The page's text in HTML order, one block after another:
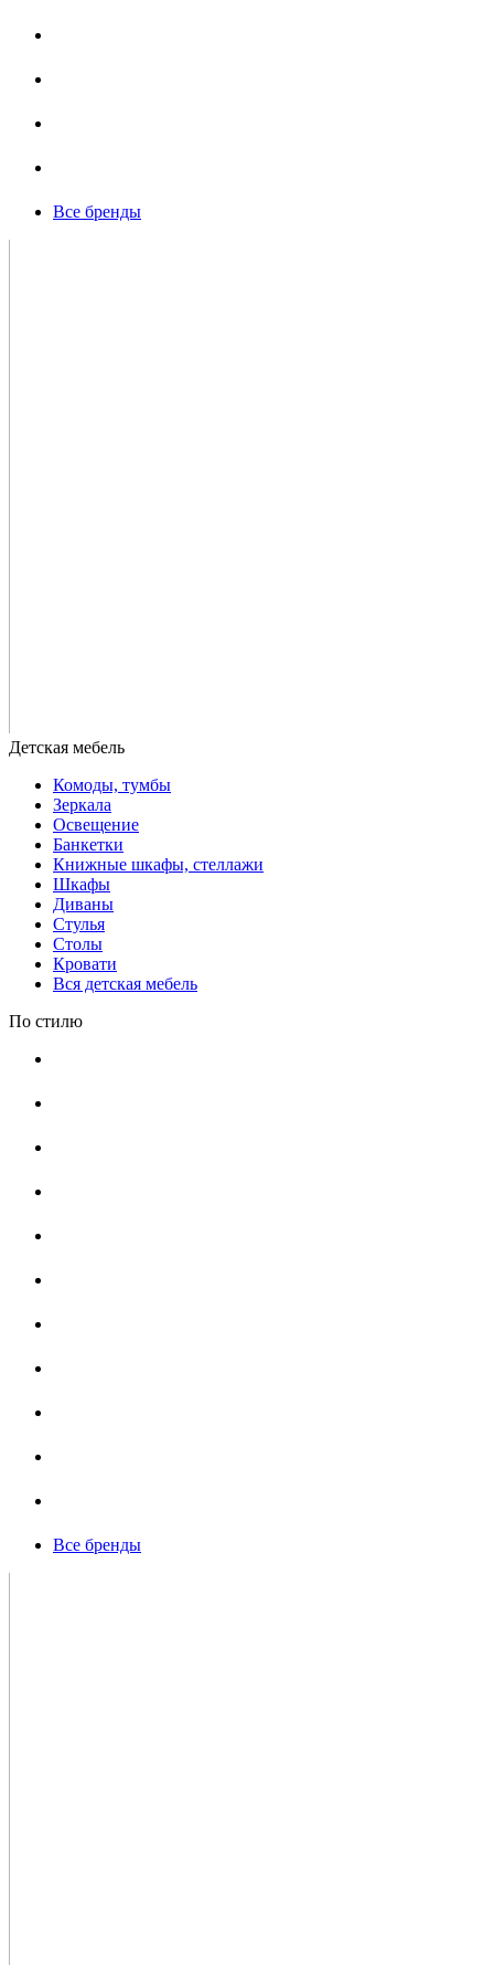
Комоды, тумбы
Зеркала
Освещение
Банкетки
Книжные шкафы, стеллажи
Шкафы
Диваны
Стулья
Столы
Кровати